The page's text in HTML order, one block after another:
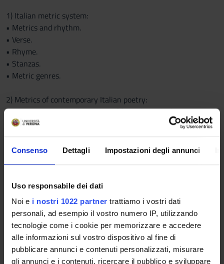
Consenso Dettagli Impostazioni degli annunci
Uso responsabile dei dati
Noi e i nostri 1022 partner trattiamo i vostri dati
personali, ad esempio il vostro numero IP, utilizzando
tecnologie come i cookie per memorizzare e accedere
alle informazioni sul vostro dispositivo al fine di
pubblicare annunci e contenuti personalizzati, misurare
gli annunci e i contenuti, ricercare il pubblico e sviluppare
1) Italian metric system:
• Metrics and rhythm.
• Verse.
• Rhyme.
• Stanzas.
• Metric genres.
2) Metrics of contemporary Italian poetry:
• Free verse and the loosening of formal metrical structures.
• Metric systems of some classical poets of the twentieth
century.
• “Neometric” experimentations.
TEACHING METHODS
Frontal lessons.
BIBLIOGRAPHY
P.G. Beltrami, Gli strumenti della poesia, Bologna, il Mulino,